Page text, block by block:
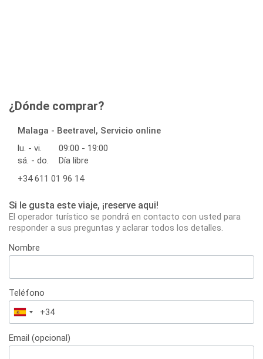
¿Dónde comprar?
Malaga - Beetravel, Servicio online
lu. - vi.
09:00 - 19:00
sá. - do.
Día libre
+34 611 01 96 14
Si le gusta este viaje, ¡reserve aqui!
El operador turístico se pondrá en contacto con usted para
responder a sus preguntas y aclarar todos los detalles.
Nombre
Teléfono
España
+34
Email (opcional)